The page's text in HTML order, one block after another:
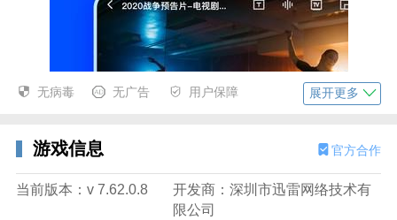
无病毒 无广告 用户保障 展开更多
游戏信息 官方合作
当前版本：v 7.62.0.8
开发商：深圳市迅雷网络技术有
限公司